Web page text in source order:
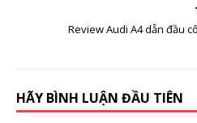
Review Audi A4 dẫn đầu
HÃY BÌNH LUẬN ĐẦU TIÊN